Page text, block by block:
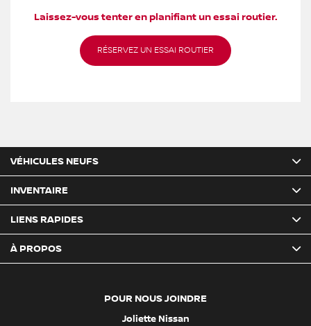
Laissez-vous tenter en planifiant un essai routier.
RÉSERVEZ UN ESSAI ROUTIER
POUR NOUS JOINDRE
Joliette Nissan
VÉHICULES NEUFS
INVENTAIRE
LIENS RAPIDES
À PROPOS